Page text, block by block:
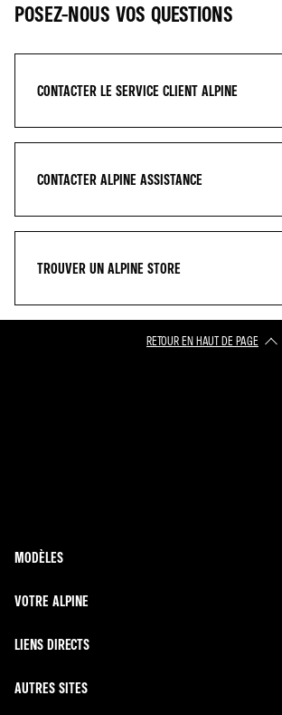
POSEZ-NOUS VOS QUESTIONS
CONTACTER LE SERVICE CLIENT ALPINE
CONTACTER ALPINE ASSISTANCE
TROUVER UN ALPINE STORE
RETOUR EN HAUT DE PAGE​
MODÈLES
VOTRE ALPINE
LIENS DIRECTS
AUTRES SITES